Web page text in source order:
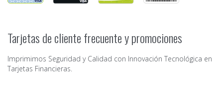
Tarjetas de cliente frecuente y promociones
Imprimimos Seguridad y Calidad con Innovación Tecnológica en
Tarjetas Financieras.